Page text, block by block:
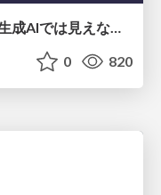
PHP初心者セッション2026 〜生成AIでは見えない裏側を知る：今だからLAMPを通して仕組みを学ぶ〜
0 820